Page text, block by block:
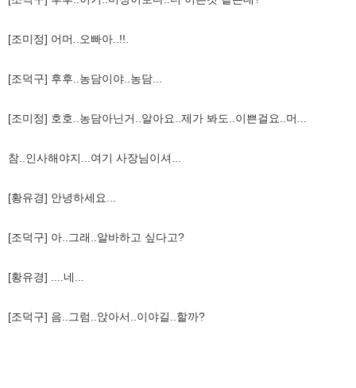
[조미정] 어머..오빠아..!!.
[조덕구] 후후..농담이야..농담...
[조미정] 호호..농담아닌거..알아요..제가 봐도..이쁜걸요..머...
참..인사해야지...여기 사장님이셔...
[황유경] 안녕하세요...
[조덕구] 아..그래..알바하고 싶다고?
[황유경] ....네...
[조덕구] 음..그럼..앉아서..이야길..할까?